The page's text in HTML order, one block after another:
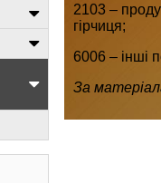
2103 –
гірчиця;
6006 – інші
За